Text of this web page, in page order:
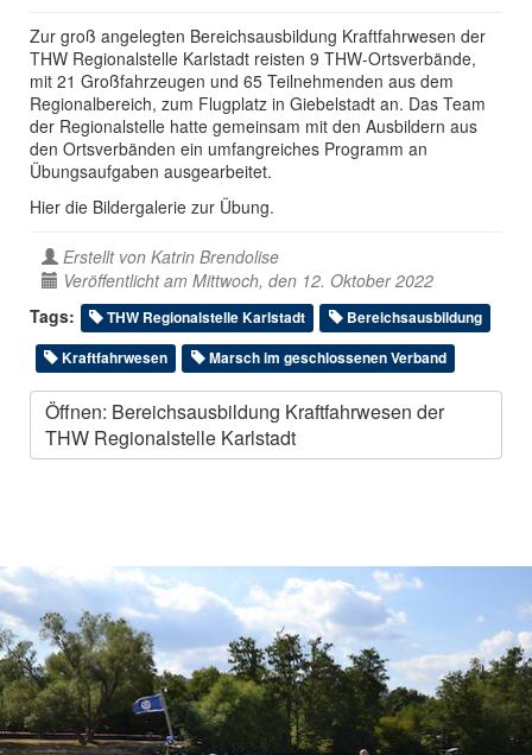
Zur groß angelegten Bereichsausbildung Kraftfahrwesen der
THW Regionalstelle Karlstadt reisten 9 THW-Ortsverbände,
mit 21 Großfahrzeugen und 65 Teilnehmenden aus dem
Regionalbereich, zum Flugplatz in Giebelstadt an. Das Team
der Regionalstelle hatte gemeinsam mit den Ausbildern aus
den Ortsverbänden ein umfangreiches Programm an
Übungsaufgaben ausgearbeitet.
Hier die Bildergalerie zur Übung.
Erstellt von Katrin Brendolise
Veröffentlicht am Mittwoch, den 12. Oktober 2022
Tags:
THW Regionalstelle Karlstadt
Bereichsausbildung
Kraftfahrwesen
Marsch im geschlossenen Verband
Öffnen: Bereichsausbildung Kraftfahrwesen der
THW Regionalstelle Karlstadt